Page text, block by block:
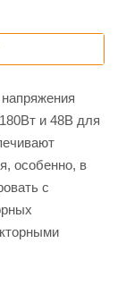
и 48В для
особенно, в
с